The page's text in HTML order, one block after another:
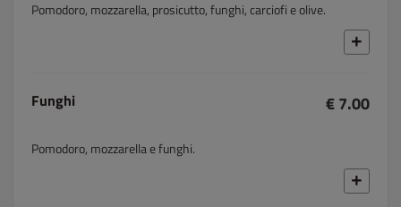
Pomodoro, mozzarella, prosicutto, funghi, carciofi e olive.
Funghi € 7.00
Pomodoro, mozzarella e funghi.